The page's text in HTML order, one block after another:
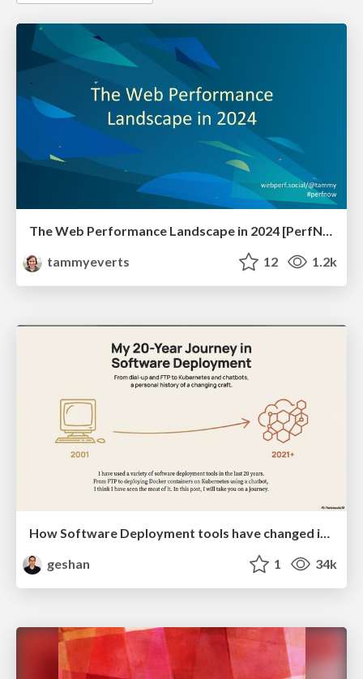
The Web Performance Landscape in 2024 [PerfNow 2024]
tammyeverts
12 1.2k
How Software Deployment tools have changed in the past 20 years
geshan
1 34k